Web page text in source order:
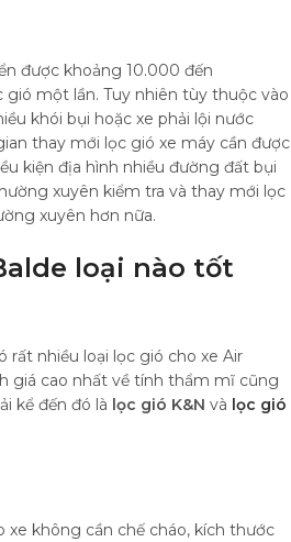
được khoảng 10.000 đến
một lần. Tuy nhiên tùy thuộc vào
khói bụi hoặc xe phải lội nước
thay mới lọc gió xe máy cần được
kiện địa hình nhiều đường đất bụi
xuyên kiểm tra và thay mới lọc
xuyên hơn nữa.
loại nào tốt
rất nhiều loại lọc gió cho xe Air
giá cao nhất về tính thẩm mĩ cũng
kể đến đó là lọc gió K&N và lọc gió
xe không cần chế cháo, kích thước